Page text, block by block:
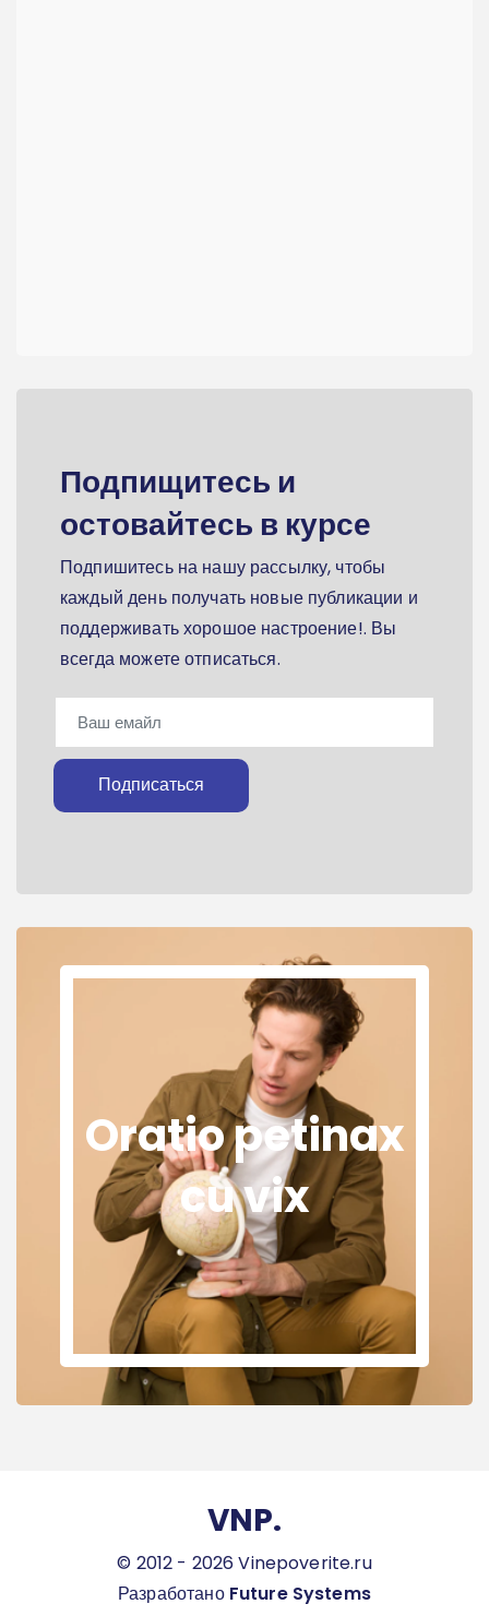
Подпищитесь и
остовайтесь в курсе
Подпишитесь на нашу рассылку, чтобы
каждый день получать новые публикации и
поддерживать хорошое настроение!. Вы
всегда можете отписаться.
Подписаться
Oratio petinax
cu vix
VNP.
© 2012 - 2026 Vinepoverite.ru
Разработано Future Systems